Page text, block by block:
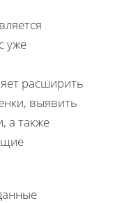
уже
расширить
выявить
а также